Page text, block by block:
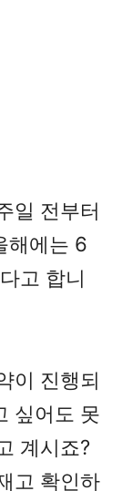
일 전부터
해에는 6
고 합니
이 진행되
싶어도 못
계시죠?
고 확인하